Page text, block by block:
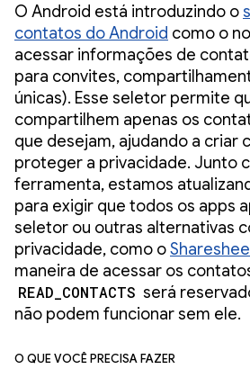
O Android está introduzindo o
contatos do Android como o
acessar informações de
para convites,
únicas). Esse seletor permite
compartilhem apenas os
que desejam, ajudando a criar
proteger a privacidade. Junto
ferramenta, estamos
para exigir que todos os apps
seletor ou outras alternativas
privacidade, como o
maneira de acessar os
READ_CONTACTS será
não podem funcionar sem ele.
O que você precisa fazer